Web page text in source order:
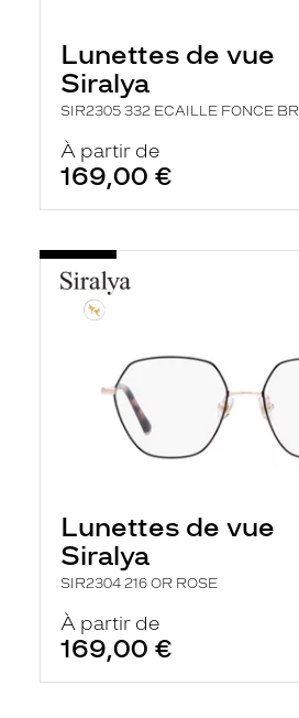
Lunettes de vue
Siralya
SIR2305 332 ECAILLE FONCE BR
À partir de
169,00 €
Lunettes de vue
Siralya
SIR2304 216 OR ROSE
À partir de
169,00 €